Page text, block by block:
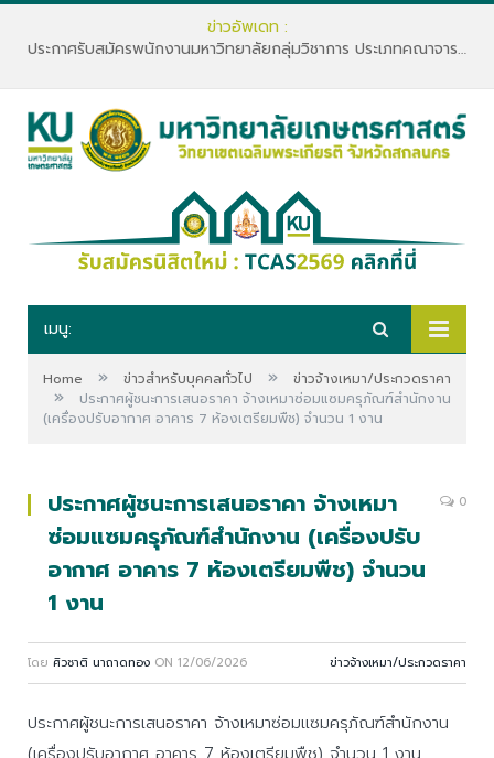
ข่าวอัพเดท :
ประกาศรับสมัครพนักงานมหาวิทยาลัยกลุ่มวิชาการ ประเภทคณาจารย์ประจำ คณะทรัพยากรธรรมชาติและอุตสาหกรรมเกษตร สังกัดภาควิชาเกษตรและทรัพยากร
เมนู:
Home » ข่าวสำหรับบุคคลทั่วไป » ข่าวจ้างเหมา/ประกวดราคา
»
ประกาศผู้ชนะการเสนอราคา จ้างเหมาซ่อมแซมครุภัณฑ์สำนักงาน
(เครื่องปรับอากาศ อาคาร 7 ห้องเตรียมพืช) จำนวน 1 งาน
ประกาศผู้ชนะการเสนอราคา จ้างเหมา
ซ่อมแซมครุภัณฑ์สำนักงาน (เครื่องปรับ
อากาศ อาคาร 7 ห้องเตรียมพืช) จำนวน
1 งาน
0
โดย ศิวชาติ นาถาดทอง ON 12/06/2026 ข่าวจ้างเหมา/ประกวดราคา
ประกาศผู้ชนะการเสนอราคา จ้างเหมาซ่อมแซมครุภัณฑ์สำนักงาน